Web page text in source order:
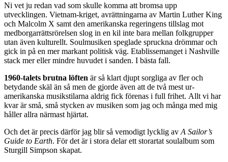
Ni vet ju redan vad som skulle komma att bromsa upp
utvecklingen. Vietnam-kriget, avrättningarna av Martin Luther King
och Malcolm X samt den amerikanska regeringens tillslag mot
medborgarrättsrörelsen slog in en kil inte bara mellan folkgrupper
utan även kulturellt. Soulmusiken speglade spruckna drömmar och
gick in på en mer markant politisk väg. Etablissemanget i Nashville
stack mer eller mindre huvudet i sanden. I bästa fall.
1960-talets brutna löften är så klart djupt sorgliga av fler och
betydande skäl än så men de gjorde även att de två mest ur-
amerikanska musikstilarna aldrig fick förenas i full frihet. Allt vi har
kvar är små, små stycken av musiken som jag och många med mig
håller allra närmast hjärtat.
Och det är precis därför jag blir så vemodigt lycklig av A Sailor’s
Guide to Earth. För det är i stora delar ett storartat soulalbum som
Sturgill Simpson skapat.